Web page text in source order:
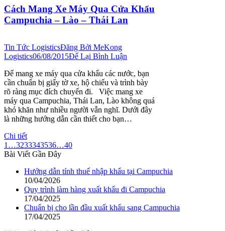
Cách Mang Xe Máy Qua Cửa Khẩu
Campuchia – Lào – Thái Lan
Tin Tức LogisticsĐăng Bởi MeKong
Logistics06/08/2015Để Lại Bình Luận
Để mang xe máy qua cửa khẩu các nước, bạn
cần chuẩn bị giấy tờ xe, hộ chiếu và trình bày
rõ ràng mục đích chuyến đi. Việc mang xe
máy qua Campuchia, Thái Lan, Lào không quá
khó khăn như nhiều người vẫn nghĩ. Dưới đây
là những hướng dẫn cần thiết cho bạn…
Chi tiết
1 …3233343536…40
Bài Viết Gần Đây
Hướng dẫn tính thuế nhập khẩu tại Campuchia
10/04/2026
Quy trình làm hàng xuất khẩu đi Campuchia
17/04/2025
Chuẩn bị cho lần đầu xuất khẩu sang Campuchia
17/04/2025